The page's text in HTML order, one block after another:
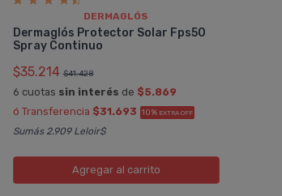
DERMAGLÓS
Dermaglós Protector Solar Fps50
Spray Continuo
$35.214 $41.428
6 cuotas sin interés de $5.869
ó Transferencia $31.693 10% EXTRA OFF
Sumás 2.909 Leloir$
Agregaral carrito